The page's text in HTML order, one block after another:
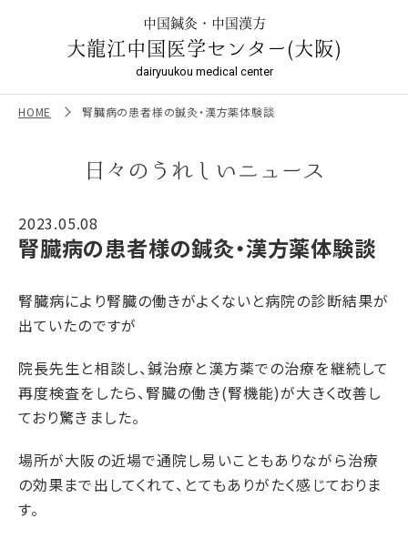
中国鍼灸・中国漢方
大龍江中国医学センター(大阪)
dairyuukou medical center
HOME 腎臓病の患者様の鍼灸・漢方薬体験談
日々のうれしいニュース
2023.05.08
腎臓病の患者様の鍼灸・漢方薬体験談
腎臓病により腎臓の働きがよくないと病院の診断結果が
出ていたのですが
院長先生と相談し、鍼治療と漢方薬での治療を継続して
再度検査をしたら、腎臓の働き(腎機能)が大きく改善し
ており驚きました。
場所が大阪の近場で通院し易いこともありながら治療
の効果まで出してくれて、とてもありがたく感じておりま
す。